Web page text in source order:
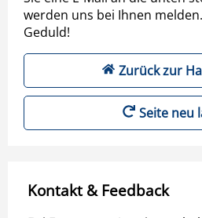
werden uns bei Ihnen
Geduld!
Zurück zur
Seite neu
Kontakt & Feedback